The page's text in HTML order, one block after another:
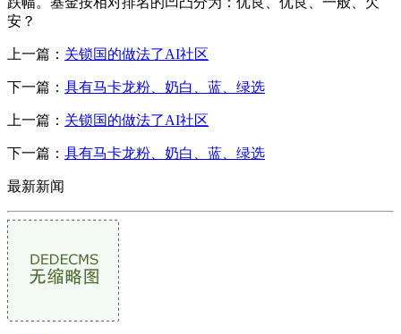
安？
上一篇： 关锁国的做法了AI社区
下一篇： 具有马卡龙粉、奶白、蓝、绿选
上一篇： 关锁国的做法了AI社区
下一篇： 具有马卡龙粉、奶白、蓝、绿选
最新新闻